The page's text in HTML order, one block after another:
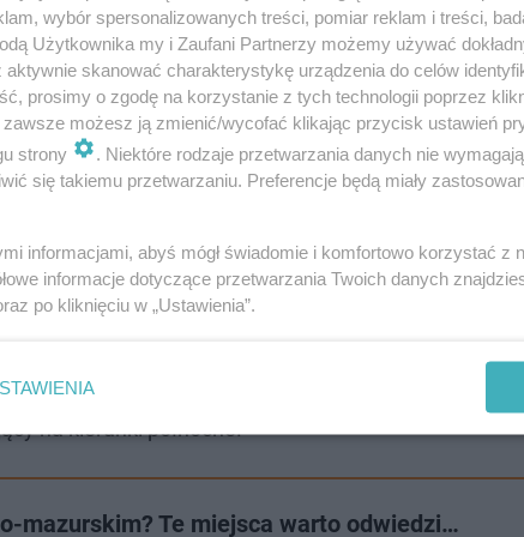
Najchłodniej na północnym wschodzie z
7 stopni Celsjusza.
deszczu przechodzącymi w deszcz ze śniegiem i
na kierunki północne.
mazurskim? Te miejsca warto odwiedzi…
wybór spersonalizowanych treści, pomiar reklam i treści,
Użytkownika my i Zaufani Partnerzy możemy używać
skanować charakterystykę urządzenia do celów
prosimy o zgodę na korzystanie z tych technologii poprzez
zawsze możesz ją zmienić/wycofać klikając przycisk ustawień
strony
. Niektóre rodzaje przetwarzania danych nie
się takiemu przetwarzaniu. Preferencje będą miały
informacjami, abyś mógł świadomie i komfortowo korzystać z
informacje dotyczące przetwarzania Twoich danych
po kliknięciu w „Ustawienia”.